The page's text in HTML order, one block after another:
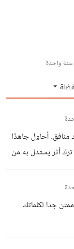
سنة واحدة
منافق. أحاول جاهدًا
ترك أثر يستدل به من
جدا لكلماتك